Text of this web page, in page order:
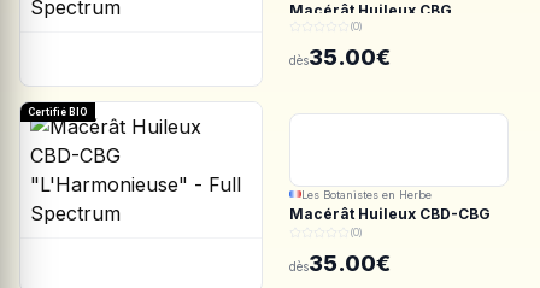
Macérât Huileux CBG
"L'Energisante" - Full
Spectrum
(0)
dès35.00€
Certifié BIO
Les Botanistes en Herbe
Macérât Huileux CBD-CBG
"L'Harmonieuse" - Full
(0)
dès35.00€